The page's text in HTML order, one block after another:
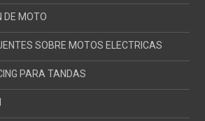
DE MOTO
SOBRE MOTOS ELECTRICAS
PARA TANDAS